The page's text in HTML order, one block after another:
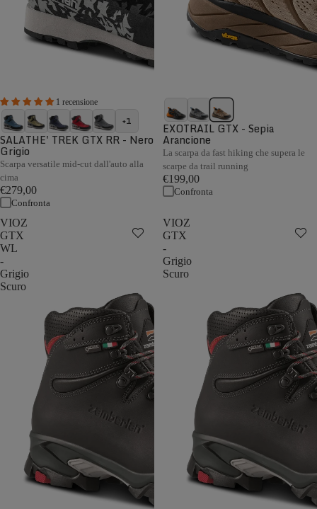
1 recensione
+1
SALATHE' TREK GTX RR - Nero
Grigio
Scarpa versatile mid-cut dall'auto alla
cima
€279,00
Confronta
EXOTRAIL GTX - Sepia
Arancione
La scarpa da fast hiking che supera le
scarpe da trail running
€199,00
Confronta
VIOZ
GTX
WL
-
Grigio
Scuro
VIOZ
GTX
-
Grigio
Scuro